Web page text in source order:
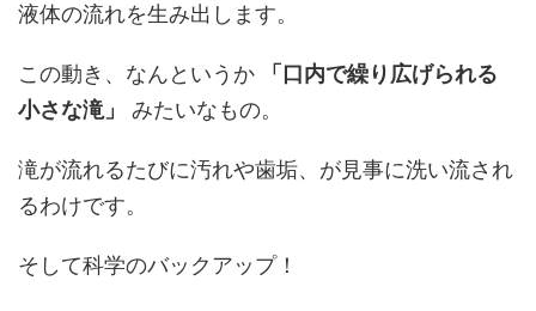
液体の流れを生み出します。
この動き、なんというか
「口内で繰り広げられる
小さな滝」
みたいなもの。
滝が流れるたびに汚れや歯垢、が見事に洗い流され
るわけです。
そして科学のバックアップ！